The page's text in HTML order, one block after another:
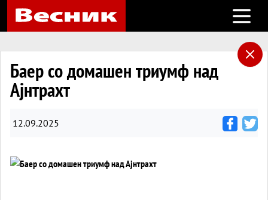
Open
Баер со домашен триумф над
Ајнтрахт
12.09.2025